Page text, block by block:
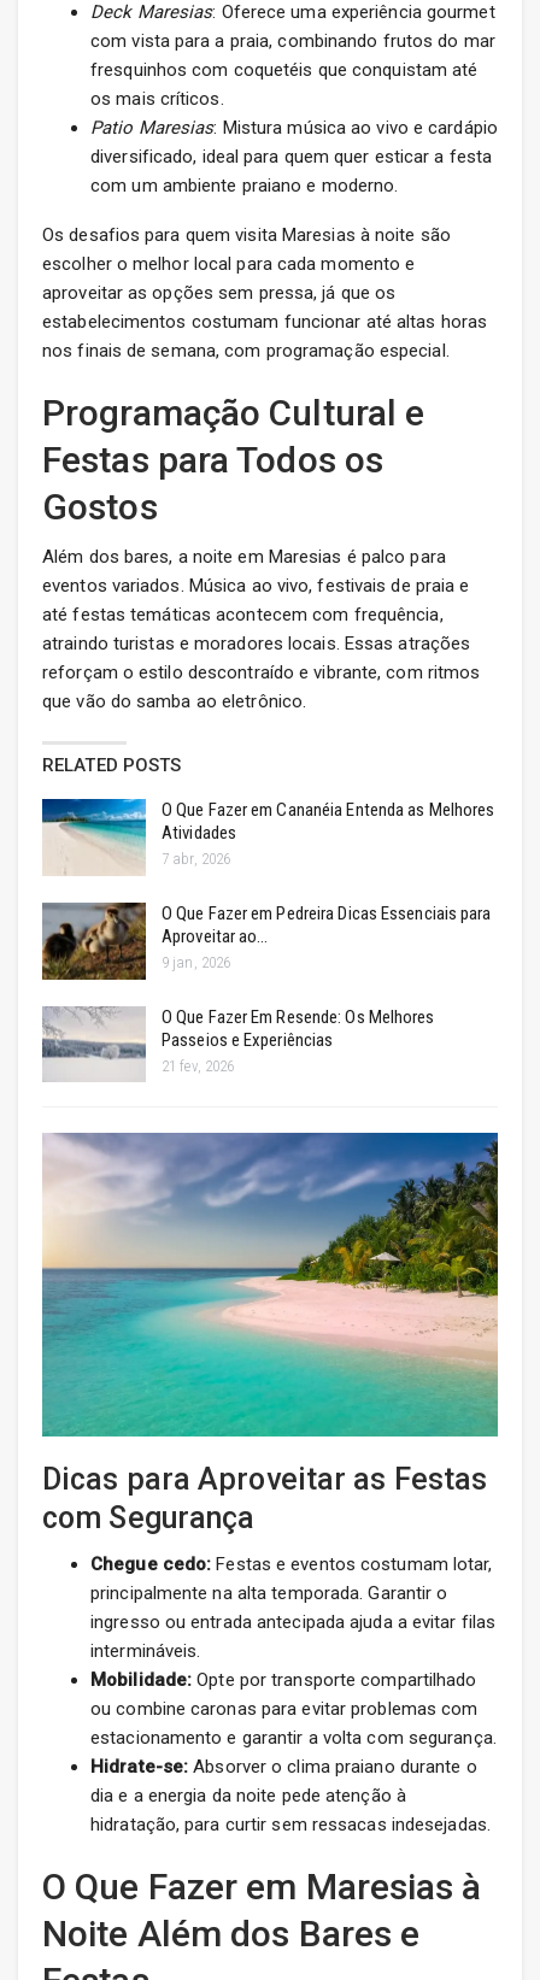
Deck Maresias: Oferece uma experiência gourmet
com vista para a praia, combinando frutos do mar
fresquinhos com coquetéis que conquistam até
os mais críticos.
Patio Maresias: Mistura música ao vivo e cardápio
diversificado, ideal para quem quer esticar a festa
com um ambiente praiano e moderno.
Os desafios para quem visita Maresias à noite são
escolher o melhor local para cada momento e
aproveitar as opções sem pressa, já que os
estabelecimentos costumam funcionar até altas horas
nos finais de semana, com programação especial.
Programação Cultural e
Festas para Todos os
Gostos
Além dos bares, a noite em Maresias é palco para
eventos variados. Música ao vivo, festivais de praia e
até festas temáticas acontecem com frequência,
atraindo turistas e moradores locais. Essas atrações
reforçam o estilo descontraído e vibrante, com ritmos
que vão do samba ao eletrônico.
RELATED POSTS
O Que Fazer em Cananéia Entenda as Melhores
Atividades
7 abr, 2026
O Que Fazer em Pedreira Dicas Essenciais para
Aproveitar ao…
9 jan, 2026
O Que Fazer Em Resende: Os Melhores
Passeios e Experiências
21 fev, 2026
Dicas para Aproveitar as Festas
com Segurança
Chegue cedo: Festas e eventos costumam lotar,
principalmente na alta temporada. Garantir o
ingresso ou entrada antecipada ajuda a evitar filas
intermináveis.
Mobilidade: Opte por transporte compartilhado
ou combine caronas para evitar problemas com
estacionamento e garantir a volta com segurança.
Hidrate-se: Absorver o clima praiano durante o
dia e a energia da noite pede atenção à
hidratação, para curtir sem ressacas indesejadas.
O Que Fazer em Maresias à
Noite Além dos Bares e